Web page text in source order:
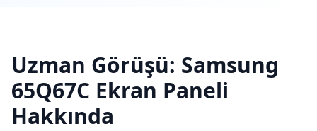
Uzman Görüşü: Samsung
65Q67C Ekran Paneli
Hakkında